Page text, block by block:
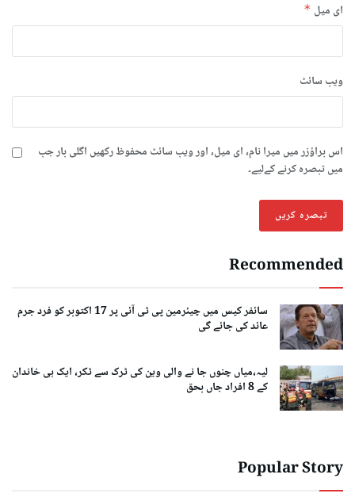
ای میل *
ویب‌ سائٹ
اس براؤزر میں میرا نام، ای میل، اور ویب سائٹ محفوظ رکھیں اگلی بار جب
میں تبصرہ کرنے کےلیے۔
Recommended
سائفر کیس میں چیئرمین پی ٹی آئی پر 17 اکتوبر کو فرد جرم
عائد کی جائے گی
لیہ،میاں چنوں جا نے والی وین کی ٹرک سے ٹکر، ایک ہی خاندان
کے 8 افراد جاں بحق
Popular Story